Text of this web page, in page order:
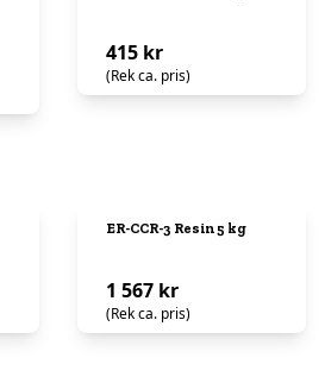
415 kr
(Rek ca. pris)
ER-CCR-3 Resin 5 kg
1 567 kr
(Rek ca. pris)